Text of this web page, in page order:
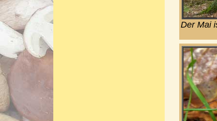
Der Mai